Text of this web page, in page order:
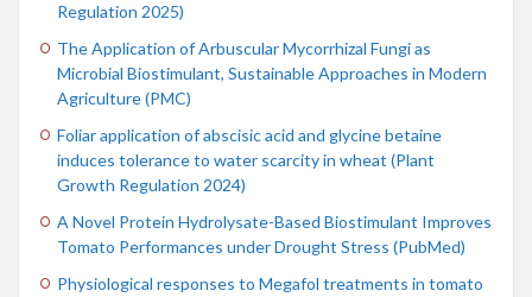
Regulation 2025)
The Application of Arbuscular Mycorrhizal Fungi as
Microbial Biostimulant, Sustainable Approaches in Modern
Agriculture (PMC)
Foliar application of abscisic acid and glycine betaine
induces tolerance to water scarcity in wheat (Plant
Growth Regulation 2024)
A Novel Protein Hydrolysate-Based Biostimulant Improves
Tomato Performances under Drought Stress (PubMed)
Physiological responses to Megafol treatments in tomato